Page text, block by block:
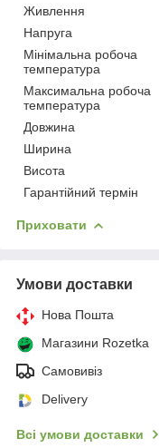
Живлення
Напруга
Мінімальна робоча
температура
Максимальна робоча
температура
Довжина
Ширина
Висота
Гарантійний термін
Приховати
Умови доставки
Нова Пошта
Магазини Rozetka
Самовивіз
Delivery
Всі умови доставки